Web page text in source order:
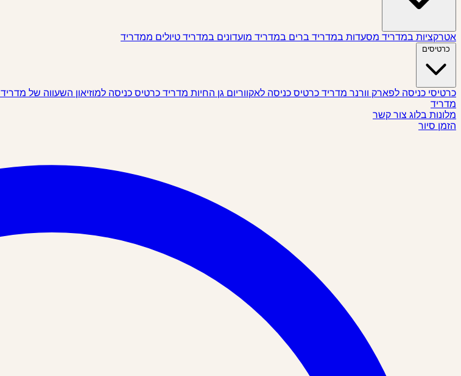
אטרקציות במדריד מסעדות במדריד ברים במדריד מועדונים במדריד טיולים ממדריד
כרטיסים
כרטיסי כניסה לפארק וורנר מדריד כרטיס כניסה לאקווריום גן החיות מדריד כרטיס כניסה למוזיאון השעווה של מדריד
מדריד
מלונות בלוג צור קשר
הזמן סיור